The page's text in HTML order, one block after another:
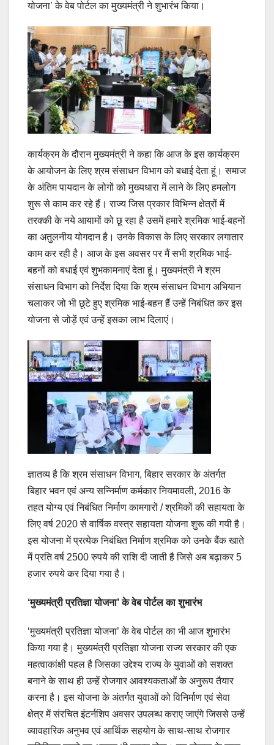
योजना’ के वेब पोर्टल का मुख्यमंत्री ने शुभारंभ किया।
कार्यक्रम के दौरान मुख्यमंत्री ने कहा कि आज के इस कार्यक्रम
के आयोजन के लिए श्रम संसाधन विभाग को बधाई देता हूं। समाज
के अंतिम पायदान के लोगों को मुख्यधारा में लाने के लिए हमलोग
शुरू से काम कर रहे हैं। राज्य जिस प्रकार विभिन्न क्षेत्रों में
तरक्की के नये आयामों को छू रहा है उसमें हमारे श्रमिक भाई-बहनों
का अतुलनीय योगदान है। उनके विकास के लिए सरकार लगातार
काम कर रही है। आज के इस अवसर पर मैं सभी श्रमिक भाई-
बहनों को बधाई एवं शुभकामनाएं देता हूं। मुख्यमंत्री ने श्रम
संसाधन विभाग को निर्देश दिया कि श्रम संसाधन विभाग अभियान
चलाकर जो भी छूटे हुए श्रमिक भाई-बहन हैं उन्हें निबंधित कर इस
योजना से जोड़ें एवं उन्हें इसका लाभ दिलाएं।
ज्ञातव्य है कि श्रम संसाधन विभाग, बिहार सरकार के अंतर्गत
बिहार भवन एवं अन्य सन्निर्माण कर्मकार नियमावली, 2016 के
तहत योग्य एवं निबंधित निर्माण कामगारों / श्रमिकों की सहायता के
लिए वर्ष 2020 से वार्षिक वस्त्र सहायता योजना शुरू की गयी है।
इस योजना में प्रत्येक निबंधित निर्माण श्रमिक को उनके बैंक खाते
में प्रति वर्ष 2500 रुपये की राशि दी जाती है जिसे अब बढ़ाकर 5
हजार रुपये कर दिया गया है।
‘मुख्यमंत्री प्रतिज्ञा योजना’ के वेब पोर्टल का शुभारंभ
‘मुख्यमंत्री प्रतिज्ञा योजना’ के वेब पोर्टल का भी आज शुभारंभ
किया गया है। मुख्यमंत्री प्रतिज्ञा योजना राज्य सरकार की एक
महत्वाकांक्षी पहल है जिसका उद्देश्य राज्य के युवाओं को सशक्त
बनाने के साथ ही उन्हें रोजगार आवश्यकताओं के अनुरूप तैयार
करना है। इस योजना के अंतर्गत युवाओं को विनिर्माण एवं सेवा
क्षेत्र में संरचित इंटर्नशिप अवसर उपलब्ध कराए जाएंगे जिससे उन्हें
व्यावहारिक अनुभव एवं आर्थिक सहयोग के साथ-साथ रोजगार